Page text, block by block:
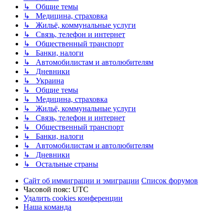
↳ Общие темы
↳ Медицина, страховка
↳ Жильё, коммунальные услуги
↳ Связь, телефон и интернет
↳ Общественный транспорт
↳ Банки, налоги
↳ Автомобилистам и автолюбителям
↳ Дневники
↳ Украина
↳ Общие темы
↳ Медицина, страховка
↳ Жильё, коммунальные услуги
↳ Связь, телефон и интернет
↳ Общественный транспорт
↳ Банки, налоги
↳ Автомобилистам и автолюбителям
↳ Дневники
↳ Остальные страны
Сайт об иммиграции и эмиграции Список форумов
Часовой пояс: UTC
Удалить cookies конференции
Наша команда